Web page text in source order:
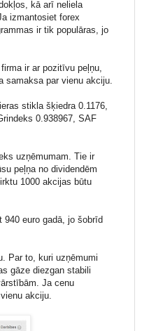
kā arī neliela
izmantosiet forex
ir tik populāras, jo
ir ar pozitīvu peļņu,
par vienu akciju.
stikla šķiedra 0.1176,
0.938967, SAF
uzņēmumam. Tie ir
peļņa no dividendēm
1000 akcijas būtu
940 euro gadā, jo šobrīd
Par to, kuri uzņēmumi
gāze diezgan stabili
Ja cenu
akciju.